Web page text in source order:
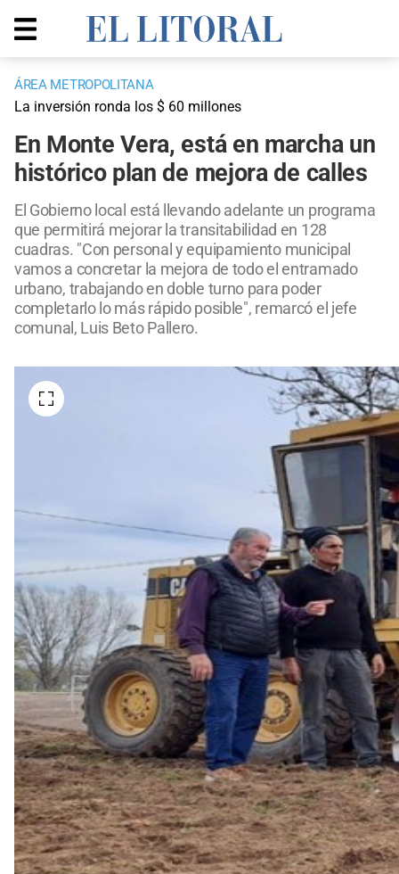
ÁREA METROPOLITANA
La inversión ronda los $ 60 millones
En Monte Vera, está en marcha un
histórico plan de mejora de calles
El Gobierno local está llevando adelante un programa
que permitirá mejorar la transitabilidad en 128
cuadras. "Con personal y equipamiento municipal
vamos a concretar la mejora de todo el entramado
urbano, trabajando en doble turno para poder
completarlo lo más rápido posible", remarcó el jefe
comunal, Luis Beto Pallero.